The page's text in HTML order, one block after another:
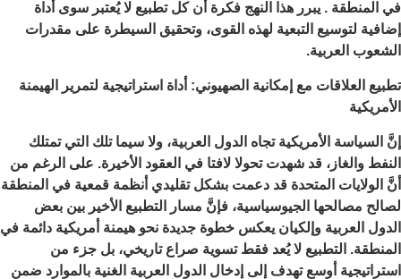
في المنطقة . يبرر هذا النهج فكرة أن كل تطبيع لا يُعتبر سوى أداة
إضافية لتوسيع التبعية لهذه القوى، وتحقيق السيطرة على مقدرات
الشعوب العربية.
تطبيع العلاقات مع إمكانية الصهيوني: أداة استراتيجية لتمرير الهيمنة
الأمريكية
إنَّ السياسة الأمريكية تجاه الدول العربية، ولا سيما تلك التي تمتلك
النفط والغاز، قد شهدت تحولا لافتا في العقود الأخيرة. على الرغم من
أنَّ الولايات المتحدة قد دعمت بشكل تقليدي أنظمة قمعية في المنطقة
لصالح مصالحها الجيوسياسية، فإنَّ مسار التطبيع الأخير بين بعض
الدول العربية وإلكيان يعكس خطوة جديدة نحو هيمنة أمريكية دائمة في
المنطقة. التطبيع لا يُعد فقط تسوية صراع تاريخي، بل جزء من
استراتيجية أوسع تهدف إلى إدخال الدول العربية الغنية بالموارد ضمن